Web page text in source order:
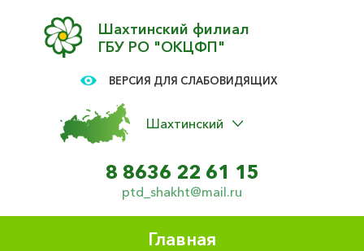
Шахтинский филиал
ГБУ РО "ОКЦФП"
ВЕРСИЯ ДЛЯ СЛАБОВИДЯЩИХ
Шахтинский
8 8636 22 61 15
ptd_shakht@mail.ru
Главная